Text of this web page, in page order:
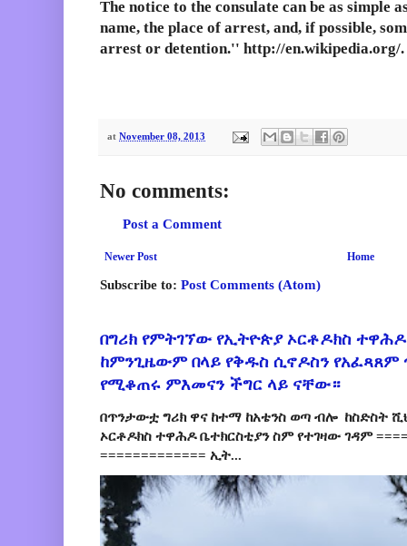
The notice to the consulate can be as simple
name, the place of arrest, and, if possible,
arrest or detention.'' http://en.wikipedia.org/.
at November 08, 2013
No comments:
Post a Comment
Newer Post Home
Subscribe to: Post Comments (Atom)
በግሪክ የምትገኘው የኢትዮጵያ ኦርቶዶክስ
ከምንጊዜውም በላይ የቅዱስ ሲኖዶስን የአፈጻጸም
የሚቆጠሩ ምእመናን ችግር ላይ ናቸው።
በጥንታውቷ ግሪክ ዋና ከተማ ከአቴንስ ወጣ ብሎ ከስድስት
ኦርቶዶክስ ተዋሕዶ ቤተክርስቲያን ስም የተገዛው ገዳም
============= ኢት...